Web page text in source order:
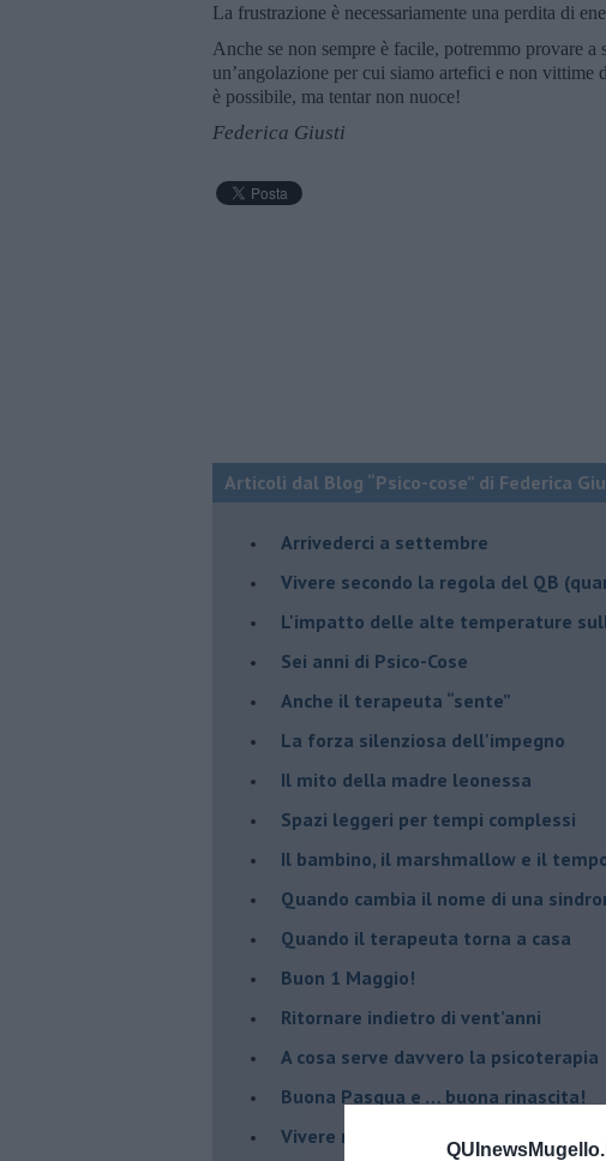
La frustrazione è necessariamente una perdita di
Anche se non sempre è facile, potremmo provare a
un’angolazione per cui siamo artefici e non vittime
è possibile, ma tentar non nuoce!
Federica Giusti
Articoli dal Blog “Psico-cose” di Federica
​Arrivederci a settembre
​Vivere secondo la regola del QB
​L'impatto delle alte temperature
Sei anni di Psico-Cose
​Anche il terapeuta “sente”
​La forza silenziosa dell'impegno
​Il mito della madre leonessa
Spazi leggeri per tempi complessi
Il bambino, il marshmallow e il
​Quando cambia il nome di una
​Quando il terapeuta torna a casa
​Buon 1 Maggio!
Ritornare indietro di vent’anni
​A cosa serve davvero la psicoterapia
​Buona Pasqua e … buona rinascita!
​Vivere nell’incertezza